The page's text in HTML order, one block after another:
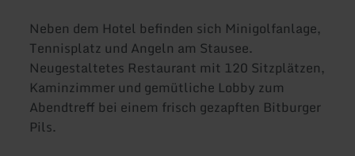
Neben dem Hotel befinden sich Minigolfanlage,
Tennisplatz und Angeln am Stausee.
Neugestaltetes Restaurant mit 120 Sitzplätzen,
Kaminzimmer und gemütliche Lobby zum
Abendtreff bei einem frisch gezapften Bitburger
Pils.